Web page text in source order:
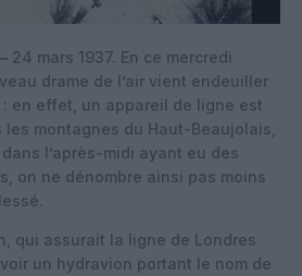
24 mars 1937. En ce mercredi
drame de l’air vient endeuiller
en effet, un appareil de ligne est
montagnes du Haut-Beaujolais,
l’après-midi ayant eu des
on ne dénombre ainsi pas moins
qui assurait la ligne de Londres
un hydravion portant le nom de